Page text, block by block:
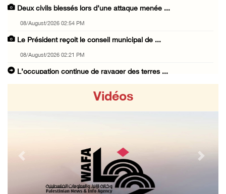
Deux civils blessés lors d’une attaque menée ...
08/August/2026 02:54 PM
Le Président reçoit le conseil municipal de ...
08/August/2026 02:21 PM
L’occupation continue de ravager des terres ...
08/August/2026 10:31 AM
Les forces d’occupation mènent des enquêtes ...
08/August/2026 10:24 AM
Vidéos
Previous Next